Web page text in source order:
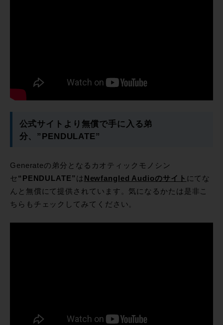
公式サイトより無償で手に入る弟
分、”PENDULATE”
Generateの弟分となるカオティックモノシン
セ “PENDULATE” は Newfangled Audioのサイト にてな
んと無償にて提供されています。気になるかたは是非こ
ちらもチェックしてみてください。